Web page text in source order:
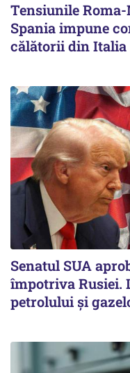
Tensiunile
Spania impune
călătorii din Italia
Senatul SUA
împotriva Rusiei.
petrolului și